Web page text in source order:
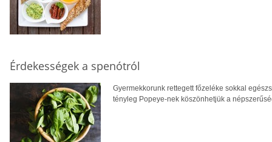
Érdekességek a spenótról
Gyermekkorunk rettegett főzeléke sokkal
tényleg Popeye-nek köszönhetjük a